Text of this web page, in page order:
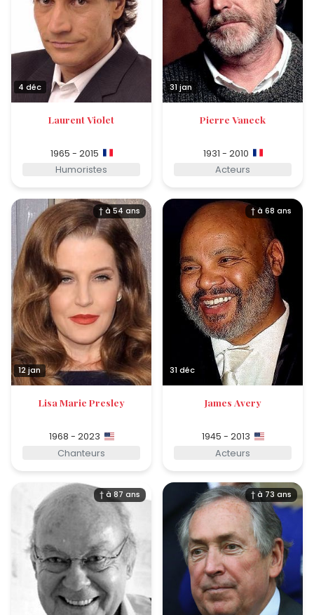
4 déc
Laurent Violet
1965 - 2015
Humoristes
31 jan
Pierre Vaneck
1931 - 2010
Acteurs
† à 54 ans
12 jan
Lisa Marie Presley
1968 - 2023
Chanteurs
† à 68 ans
31 déc
James Avery
1945 - 2013
Acteurs
† à 87 ans † à 73 ans